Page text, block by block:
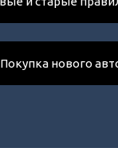
Покупка нового